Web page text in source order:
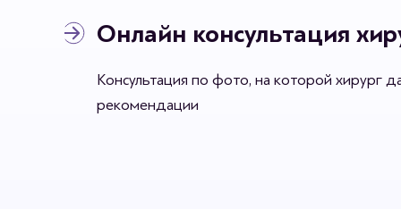
Онлайн консультация
Консультация по фото, на которой хирург
рекомендации